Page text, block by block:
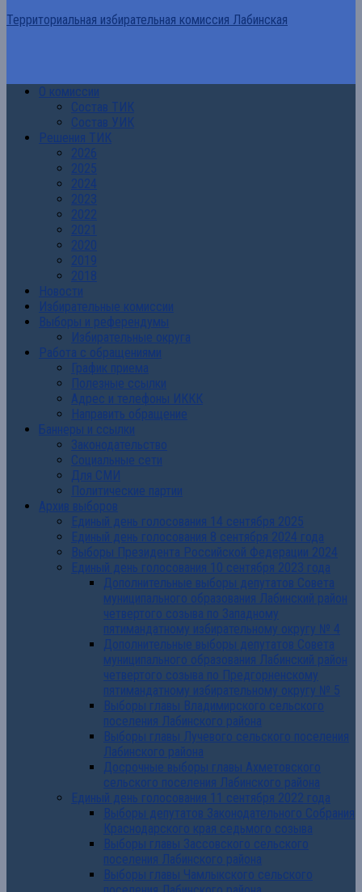
Территориальная избирательная комиссия Лабинская
О комиссии
Состав ТИК
Состав УИК
Решения ТИК
2026
2025
2024
2023
2022
2021
2020
2019
2018
Новости
Избирательные комиссии
Выборы и референдумы
Избирательные округа
Работа с обращениями
График приема
Полезные ссылки
Адрес и телефоны ИККК
Направить обращение
Баннеры и ссылки
Законодательство
Социальные сети
Для СМИ
Политические партии
Архив выборов
Единый день голосования 14 сентября 2025
Единый день голосования 8 сентября 2024 года
Выборы Президента Российской Федерации 2024
Единый день голосования 10 сентября 2023 года
Дополнительные выборы депутатов Совета
муниципального образования Лабинский район
четвертого созыва по Западному
пятимандатному избирательному округу № 4
Дополнительные выборы депутатов Совета
муниципального образования Лабинский район
четвертого созыва по Предгорненскому
пятимандатному избирательному округу № 5
Выборы главы Владимирского сельского
поселения Лабинского района
Выборы главы Лучевого сельского поселения
Лабинского района
Досрочные выборы главы Ахметовского
сельского поселения Лабинского района
Единый день голосования 11 сентября 2022 года
Выборы депутатов Законодательного Собрания
Краснодарского края седьмого созыва
Выборы главы Зассовского сельского
поселения Лабинского района
Выборы главы Чамлыкского сельского